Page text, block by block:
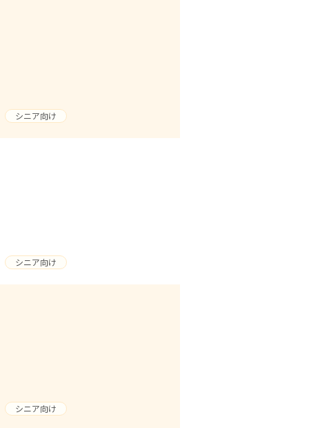
シニア向け
シニア向け
シニア向け